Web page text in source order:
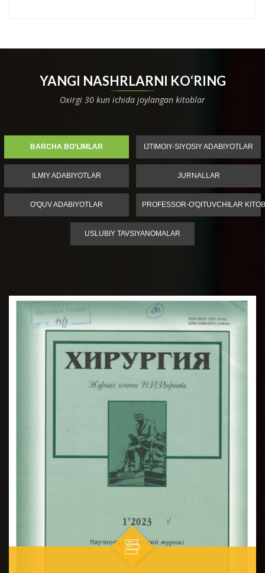
YANGI NASHRLARNI KO‘RING
Oxirgi 30 kun ichida joylangan kitoblar
BARCHA BO'LIMLAR IJTIMOIY-SIYOSIY ADABIYOTLAR
ILMIY ADABIYOTLAR JURNALLAR
O'QUV ADABIYOTLAR PROFESSOR-O'QITUVCHILAR
USLUBIY TAVSIYANOMALAR